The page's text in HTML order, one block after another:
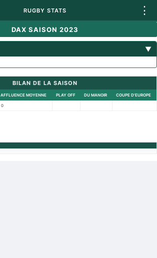
RUGBY STATS ⋮
DAX SAISON 2023
▼
BILAN DE LA SAISON
AFFLUENCE MOYENNE PLAY OFF DU MANOIR COUPE D'EUROPE
0